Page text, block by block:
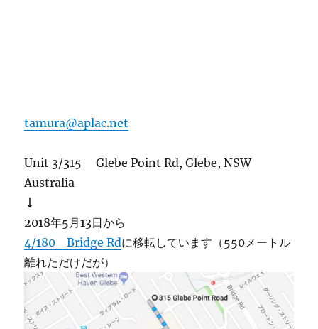
tamura@aplac.net
Unit 3/315 Glebe Point Rd, Glebe, NSW
Australia
↓
2018年5月13日から
4/180 Bridge Rdに移転しています（550メートル
離れただけだが）